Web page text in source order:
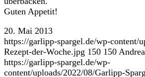
Guten Appetit!
20. Mai 2013
https://garlipp-spargel.de/wp-content/
Rezept-der-Woche.jpg 150 150
https://garlipp-spargel.de/wp-
content/uploads/2022/08/Garlipp-